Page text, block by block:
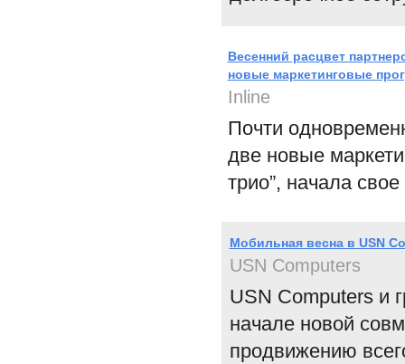
Весенний расцвет
новые маркетинговые
Inline
Почти
две новые
трио”, начала
Мобильная весна в USN
USN Computers
USN Computers и
начале новой
продвижению